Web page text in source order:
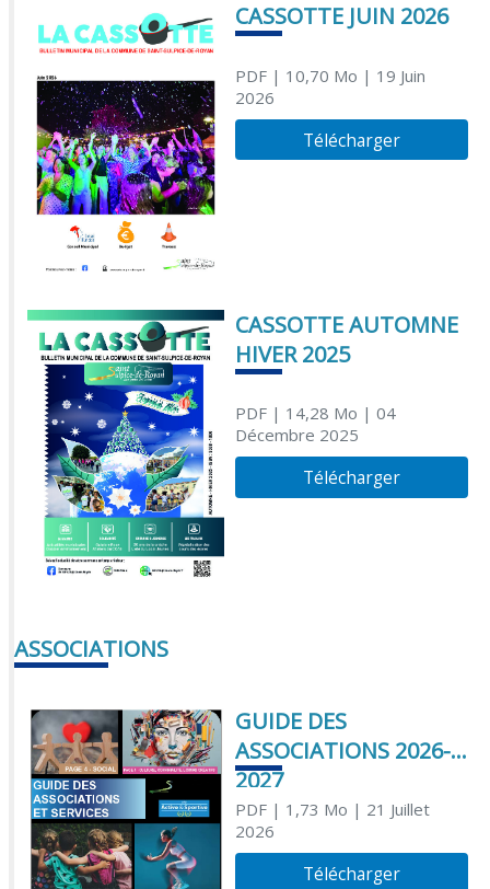
CASSOTTE JUIN 2026
PDF| 10,70 Mo | 19 Juin
2026
Télécharger
CASSOTTE AUTOMNE
HIVER 2025
PDF| 14,28 Mo | 04
Décembre 2025
Télécharger
ASSOCIATIONS
GUIDE DES
ASSOCIATIONS 2026-
2027
PDF| 1,73 Mo | 21 Juillet
2026
Télécharger